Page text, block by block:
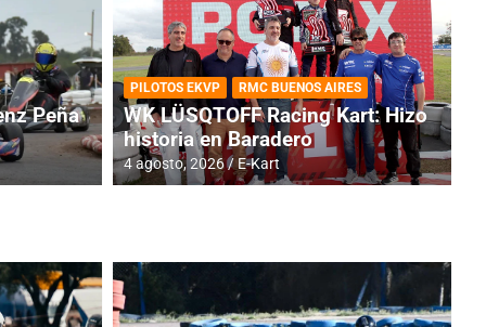
RMC BUENOS AIRES
Cerró una jornada
Peña
PILOTOS EKVP RMC BUENOS AIRES
WK LÜSQTOFF Racing Kart: Hizo
historia en Baradero
4 agosto, 2026 E-Kart